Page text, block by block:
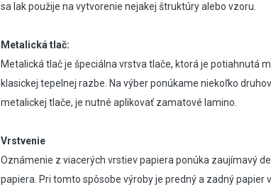
sa lak použije na vytvorenie nejakej štruktúry alebo vzoru.
Metalická tlač:
Metalická tlač je špeciálna vrstva tlače, ktorá je potiahnutá
klasickej tepelnej razbe. Na výber ponúkame niekoľko
metalickej tlače, je nutné aplikovať zamatové lamino.
Vrstvenie
Oznámenie z viacerých vrstiev papiera ponúka zaujímavý
papiera. Pri tomto spôsobe výroby je predný a zadný papier